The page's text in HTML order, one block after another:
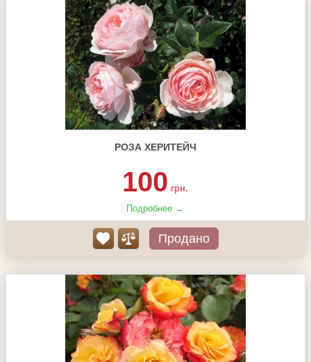
РОЗА ХЕРИТЕЙЧ
100 грн.
Подробнее →
Продано